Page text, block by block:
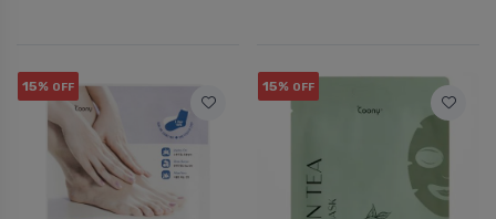
15% OFF 15% OFF